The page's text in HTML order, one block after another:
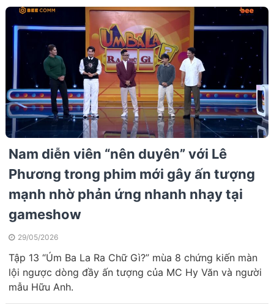
Nam diễn viên “nên duyên” với Lê
Phương trong phim mới gây ấn tượng
mạnh nhờ phản ứng nhanh nhạy tại
gameshow
29/05/2026
Tập 13 “Úm Ba La Ra Chữ Gì?” mùa 8 chứng kiến màn
lội ngược dòng đầy ấn tượng của MC Hy Văn và người
mẫu Hữu Anh.